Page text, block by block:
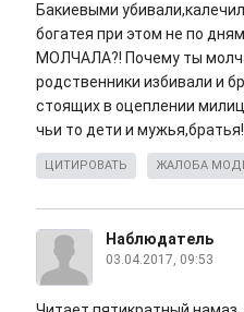
Бакиевыми
богатея при этом не по
МОЛЧАЛА?! Почему ты
родственники избивали и
стоящих в оцеплении
чьи то дети и
ЦИТИРОВАТЬ ЖАЛОБА
Наблюдатель
03.04.2017, 09:53